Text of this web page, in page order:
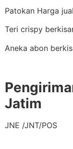
Patokan Harga
Teri crispy
Aneka abon
Jatim
JNE /JNT/POS